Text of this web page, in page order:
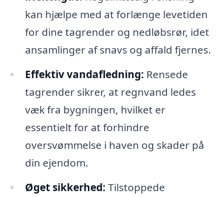
kan hjælpe med at forlænge levetiden
for dine tagrender og nedløbsrør, idet
ansamlinger af snavs og affald fjernes.
Effektiv vandafledning: Rensede
tagrender sikrer, at regnvand ledes
væk fra bygningen, hvilket er
essentielt for at forhindre
oversvømmelse i haven og skader på
din ejendom.
Øget sikkerhed: Tilstoppede